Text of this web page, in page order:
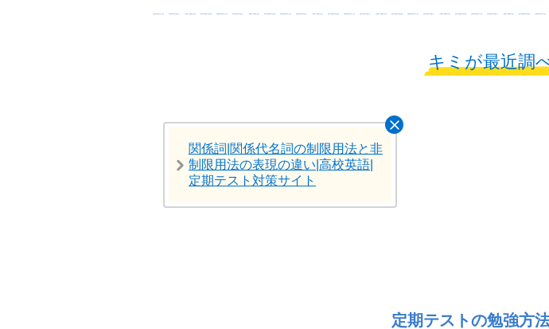
キミが最近調
関係詞|関係代名詞の制限用法と非
制限用法の表現の違い|高校英語|
定期テスト対策サイト
定期テストの勉強方